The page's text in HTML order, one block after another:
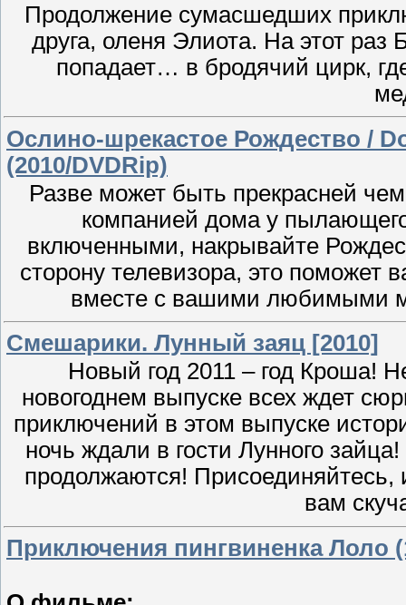
Продолжение сумасшедших
друга, оленя Элиота. На этот раз
попадает… в бродячий цирк,
Ослино-шрекастое Рождество /
(2010/DVDRip)
Разве может быть прекрасней
компанией дома у
включенными, накрывайте
сторону телевизора, это поможет
вместе с вашими любимыми
Смешарики. Лунный заяц [2010]
Новый год 2011 – год Кроша!
новогоднем выпуске всех ждет
приключений в этом выпуске
ночь ждали в гости Лунного
продолжаются!
вам
Приключения пингвиненка Лоло